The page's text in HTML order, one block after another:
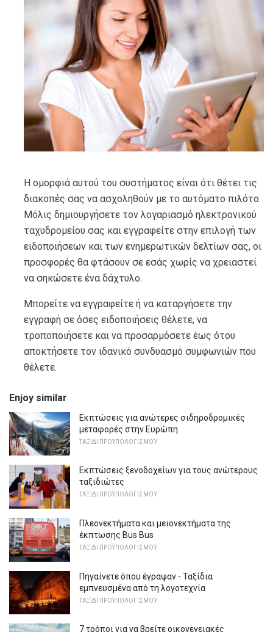
Η ομορφιά αυτού του συστήματος είναι ότι θέτει τις
διακοπές σας να ασχοληθούν με το αυτόματο πιλότο.
Μόλις δημιουργήσετε τον λογαριασμό ηλεκτρονικού
ταχυδρομείου σας και εγγραφείτε στην επιλογή των
ειδοποιήσεων και των ενημερωτικών δελτίων σας, οι
προσφορές θα φτάσουν σε εσάς χωρίς να χρειαστεί
να σηκώσετε ένα δάχτυλο.
Μπορείτε να εγγραφείτε ή να καταργήσετε την
εγγραφή σε όσες ειδοποιήσεις θέλετε, να
τροποποιήσετε και να προσαρμόσετε έως ότου
αποκτήσετε τον ιδανικό συνδυασμό συμφωνιών που
θέλετε.
Enjoy similar
Εκπτώσεις για ανώτερες σιδηροδρομικές
μεταφορές στην Ευρώπη
ΤΑΞΊΔΙ ΠΡΟΫΠΟΛΟΓΙΣΜΟΎ
Εκπτώσεις ξενοδοχείων για τους ανώτερους
ταξιδιώτες
ΤΑΞΊΔΙ ΠΡΟΫΠΟΛΟΓΙΣΜΟΎ
Πλεονεκτήματα και μειονεκτήματα της
έκπτωσης Bus Bus
ΤΑΞΊΔΙ ΠΡΟΫΠΟΛΟΓΙΣΜΟΎ
Πηγαίνετε όπου έγραψαν - Ταξίδια
εμπνευσμένα από τη λογοτεχνία
ΤΑΞΊΔΙ ΠΡΟΫΠΟΛΟΓΙΣΜΟΎ
7 τρόποι για να βρείτε οικογενειακές